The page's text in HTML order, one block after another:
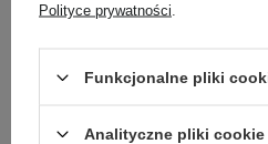
Polityce prywatności
Funkcjonalne pliki
Analityczne pliki cookie